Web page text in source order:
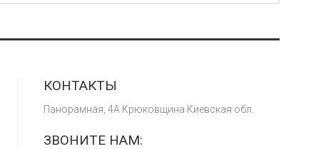
КОНТАКТЫ
Панорамная, 4А Крюковщина Киевская обл.
ЗВОНИТЕ НАМ: